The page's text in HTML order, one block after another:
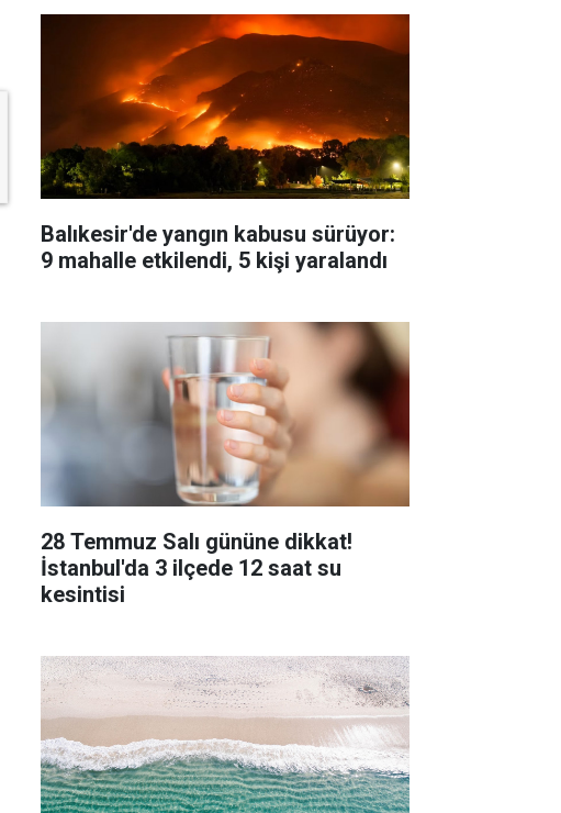
Balıkesir'de yangın kabusu sürüyor:
9 mahalle etkilendi, 5 kişi yaralandı
28 Temmuz Salı gününe dikkat!
İstanbul'da 3 ilçede 12 saat su
kesintisi